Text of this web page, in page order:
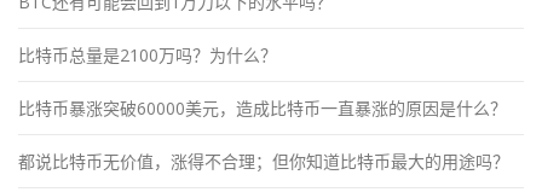
比特币总量是2100万吗？为什么？
比特币暴涨突破60000美元，造成比特币一直暴涨的原因是什么？
都说比特币无价值，涨得不合理；但你知道比特币最大的用途吗？